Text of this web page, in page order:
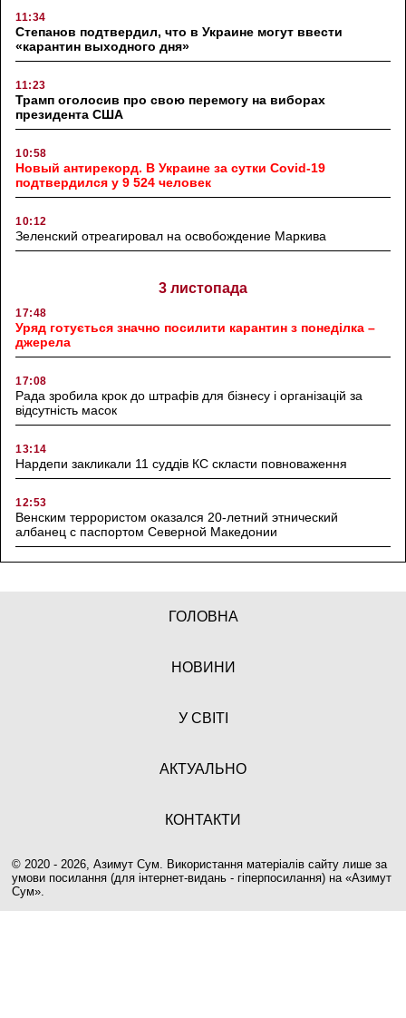
11:34
Степанов подтвердил, что в Украине могут ввести
«карантин выходного дня»
11:23
Трамп оголосив про свою перемогу на виборах
президента США
10:58
Новый антирекорд. В Украине за сутки Covid-19
подтвердился у 9 524 человек
10:12
Зеленский отреагировал на освобождение Маркива
3 листопада
17:48
Уряд готується значно посилити карантин з понеділка –
джерела
17:08
Рада зробила крок до штрафів для бізнесу і організацій за
відсутність масок
13:14
Нардепи закликали 11 суддів КС скласти повноваження
12:53
Венским террористом оказался 20-летний этнический
албанец с паспортом Северной Македонии
ГОЛОВНА
НОВИНИ
У СВІТІ
АКТУАЛЬНО
КОНТАКТИ
© 2020 - 2026, Азимут Сум. Використання матеріалів сайту лише за
умови посилання (для інтернет-видань - гіперпосилання) на «Азимут
Сум».